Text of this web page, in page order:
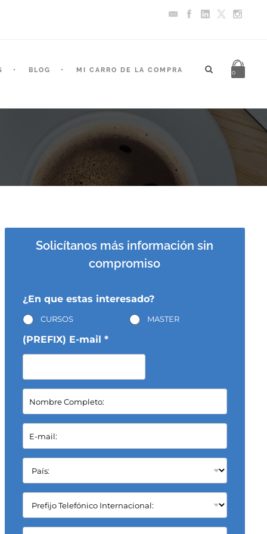
BLOG MI CARRO DE LA COMPRA 0
Solicítanos más información sin
compromiso
¿En que estas interesado?
CURSOS MASTER
(PREFIX) E-mail *
N
m
b
e
C
m
p
e
t
E
m
a
l
*
P
í
s
*
C
m
p